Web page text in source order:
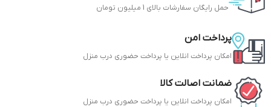
حمل رایگان سفارشات بالای 1 میلیون تومان
پرداخت امن
امکان پرداخت انلاین یا پرداخت حضوری درب منزل
ضمانت اصالت کالا
امکان پرداخت انلاین یا پرداخت حضوری درب منزل